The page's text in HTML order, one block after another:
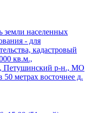
земли населенных
- для
кадастровый
кв.м.,
Петушинский р-н., МО
50 метрах восточнее д.